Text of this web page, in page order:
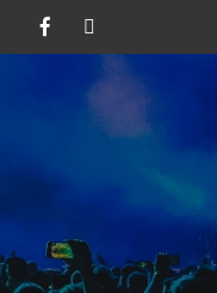
FacebookTwitter